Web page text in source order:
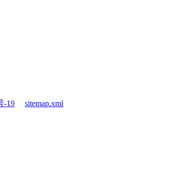
-19
sitemap.xml